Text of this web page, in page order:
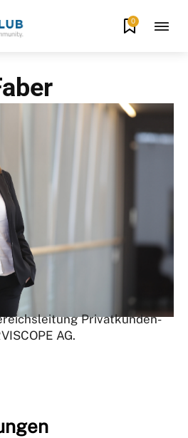
0
Privatkunden-
AG.